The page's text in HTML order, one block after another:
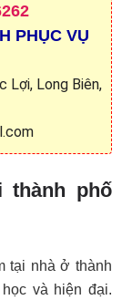
PHỤC VỤ
Lợi, Long Biên,
thành phố
tại nhà ở thành
và hiện đại.